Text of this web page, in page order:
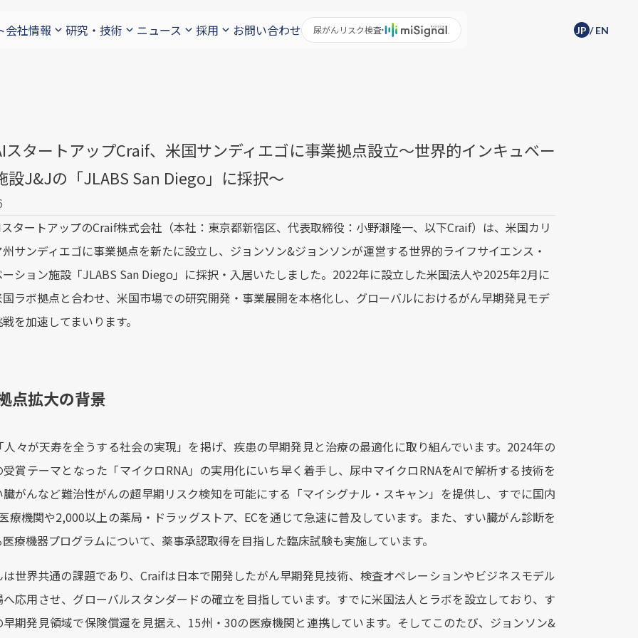
会社情報 研究・技術 ニュース 採用 お問い合わせ 尿がんリスク検査 JP / EN
スタートアップCraif、米国サンディエゴに事業拠点設立〜世界的インキュベー
設J&Jの「JLABS San Diego」に採択〜
ートアップのCraif株式会社（本社：東京都新宿区、代表取締役：小野瀨隆一、以下Craif）は、米国カリ
サンディエゴに事業拠点を新たに設立し、ジョンソン&ジョンソンが運営する世界的ライフサイエンス・
ション施設「JLABS San Diego」に採択・入居いたしました。2022年に設立した米国法人や2025年2月に
ラボ拠点と合わせ、米国市場での研究開発・事業展開を本格化し、グローバルにおけるがん早期発見モデ
を加速してまいります。
点拡大の背景
々が天寿を全うする社会の実現」を掲げ、疾患の早期発見と治療の最適化に取り組んでいます。2024年の
賞テーマとなった「マイクロRNA」の実用化にいち早く着手し、尿中マイクロRNAをAIで解析する技術を
がんなど難治性がんの超早期リスク検知を可能にする「マイシグナル・スキャン」を提供し、すでに国内
療機関や2,000以上の薬局・ドラッグストア、ECを通じて急速に普及しています。また、すい臓がん診断を
療機器プログラムについて、薬事承認取得を目指した臨床試験も実施しています。
世界共通の課題であり、Craifは日本で開発したがん早期発見技術、検査オペレーションやビジネスモデル
応用させ、グローバルスタンダードの確立を目指しています。すでに米国法人とラボを設立しており、す
期発見領域で保険償還を見据え、15州・30の医療機関と連携しています。そしてこのたび、ジョンソン&